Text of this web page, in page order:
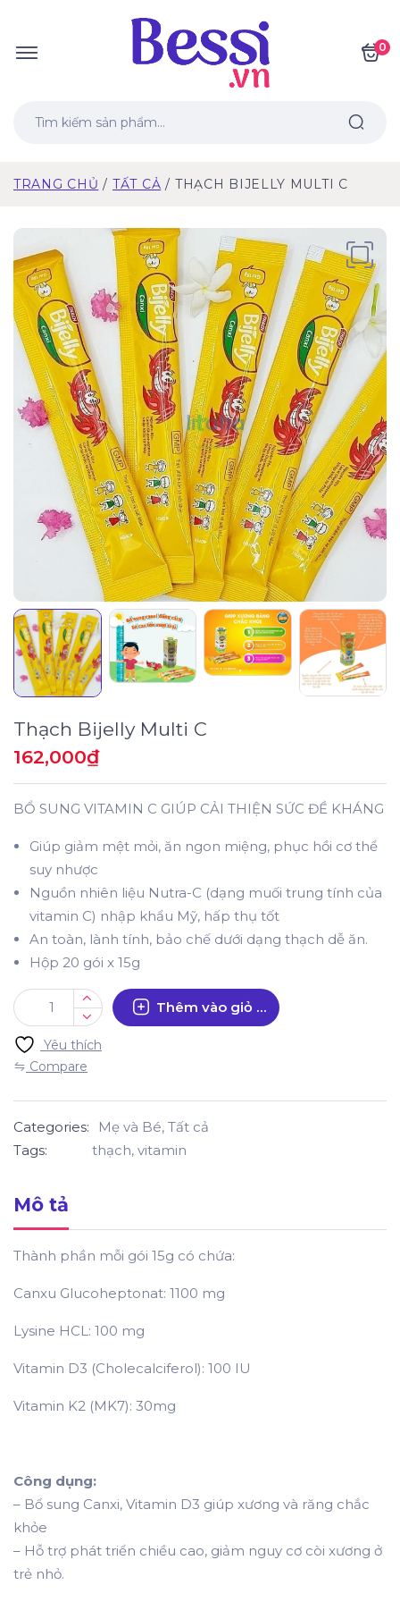
0
TRANG CHỦ TẤT CẢ THẠCH BIJELLY MULTI C
Thạch Bijelly Multi C
162,000₫
BỔ SUNG VITAMIN C GIÚP CẢI THIỆN SỨC ĐỀ KHÁNG
Giúp giảm mệt mỏi, ăn ngon miệng, phục hồi cơ thể
suy nhược
Nguồn nhiên liệu Nutra-C (dạng muối trung tính của
vitamin C) nhập khẩu Mỹ, hấp thụ tốt
An toàn, lành tính, bảo chế dưới dạng thạch dễ ăn.
Hộp 20 gói x 15g
Thêm vào giỏ hàng
Yêu thích
Compare
Categories: Mẹ và Bé, Tất cả
Tags:
thạch, vitamin
Mô tả
Thành phần mỗi gói 15g có chứa:
Canxu Glucoheptonat: 1100 mg
Lysine HCL: 100 mg
Vitamin D3 (Cholecalciferol): 100 IU
Vitamin K2 (MK7): 30mg
Công dụng:
– Bổ sung Canxi, Vitamin D3 giúp xương và răng chắc
khỏe
– Hỗ trợ phát triển chiều cao, giảm nguy cơ còi xương ở
trẻ nhỏ.